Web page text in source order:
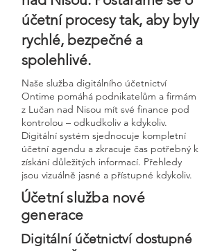
účetní procesy tak, aby byly
rychlé, bezpečné a
spolehlivé.
Naše služba digitálního účetnictví
Ontime pomáhá podnikatelům a firmám
z Lučan nad Nisou mít své finance pod
kontrolou – odkudkoliv a kdykoliv.
Digitální systém sjednocuje kompletní
účetní agendu a zkracuje čas potřebný k
získání důležitých informací. Přehledy
jsou vizuálně jasné a přístupné kdykoliv.
Účetní služba nové
generace
Digitální účetnictví dostupné